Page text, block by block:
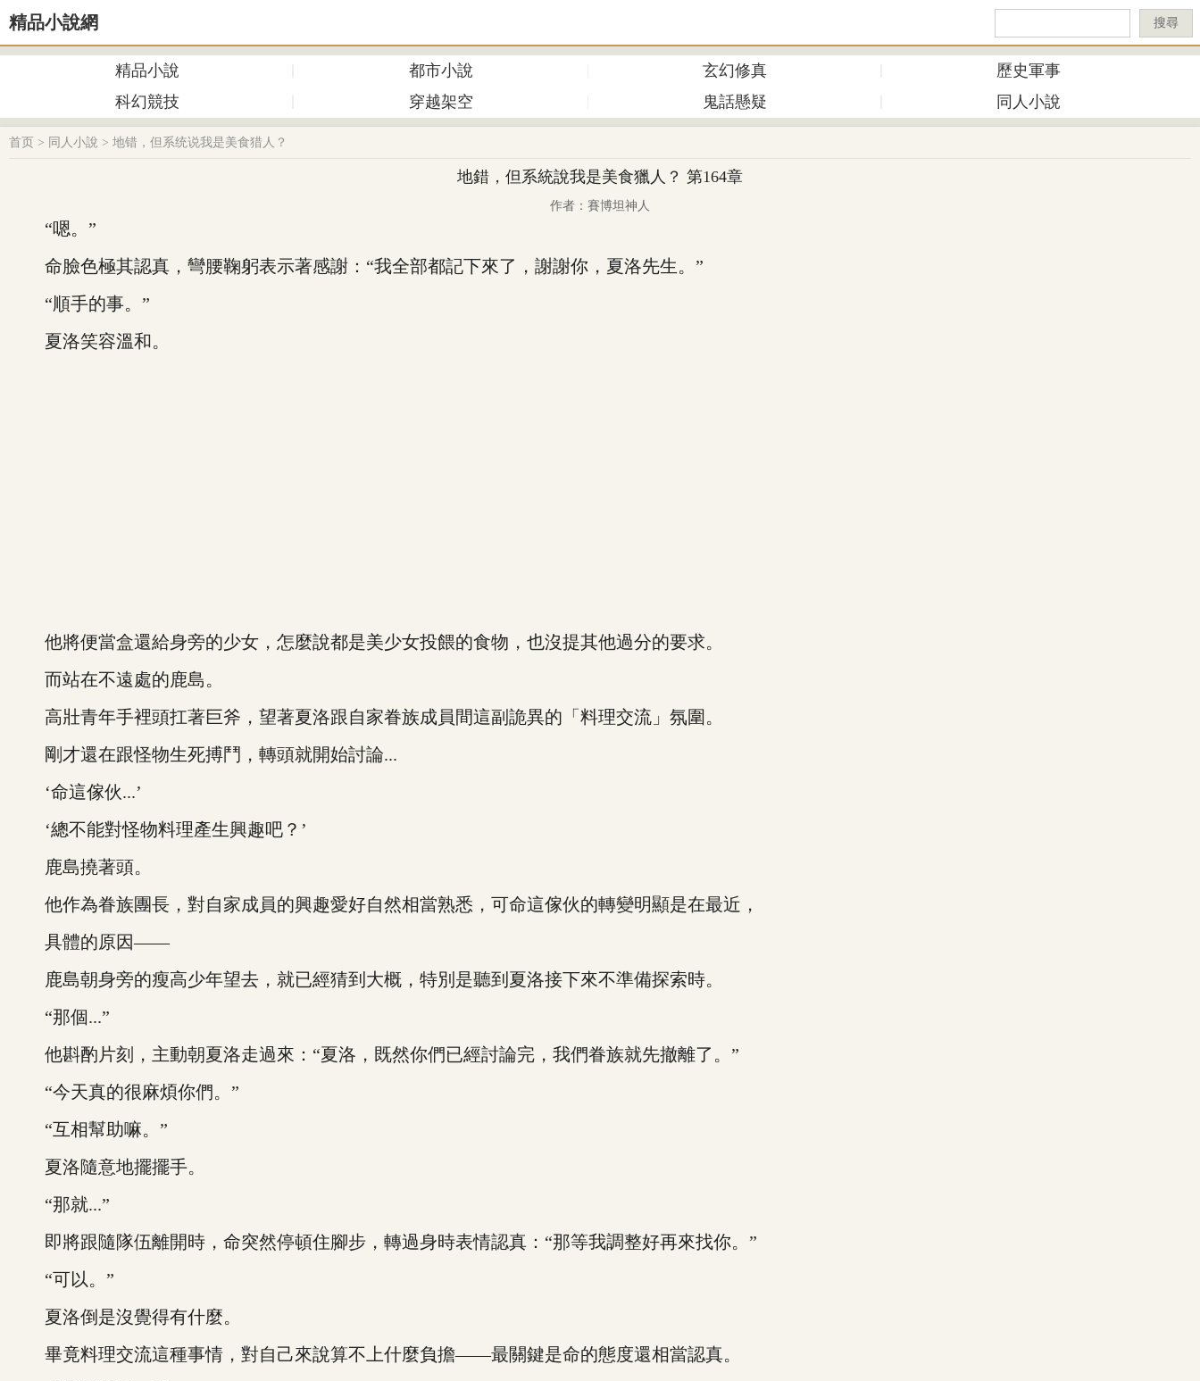
精品小說網 搜尋
精品小說 都市小說 玄幻修真
歷史軍事
科幻競技
穿越架空 鬼話懸疑 同人小說
首页 > 同人小說 > 地错，但系统说我是美食猎人？
地錯，但系統說我是美食獵人？ 第164章
作者：賽博坦神人
“嗯。”
命臉色極其認真，彎腰鞠躬表示著感謝：“我全部都記下來了，謝謝你，夏洛先生。”
“順手的事。”
夏洛笑容溫和。
他將便當盒還給身旁的少女，怎麼說都是美少女投餵的食物，也沒提其他過分的要求。
而站在不遠處的鹿島。
高壯青年手裡頭扛著巨斧，望著夏洛跟自家眷族成員間這副詭異的「料理交流」氛圍。
剛才還在跟怪物生死搏鬥，轉頭就開始討論...
‘命這傢伙...’
‘總不能對怪物料理產生興趣吧？’
鹿島撓著頭。
他作為眷族團長，對自家成員的興趣愛好自然相當熟悉，可命這傢伙的轉變明顯是在最近，
具體的原因——
鹿島朝身旁的瘦高少年望去，就已經猜到大概，特別是聽到夏洛接下來不準備探索時。
“那個...”
他斟酌片刻，主動朝夏洛走過來：“夏洛，既然你們已經討論完，我們眷族就先撤離了。”
“今天真的很麻煩你們。”
“互相幫助嘛。”
夏洛隨意地擺擺手。
“那就...”
即將跟隨隊伍離開時，命突然停頓住腳步，轉過身時表情認真：“那等我調整好再來找你。”
“可以。”
夏洛倒是沒覺得有什麼。
畢竟料理交流這種事情，對自己來說算不上什麼負擔——最關鍵是命的態度還相當認真。